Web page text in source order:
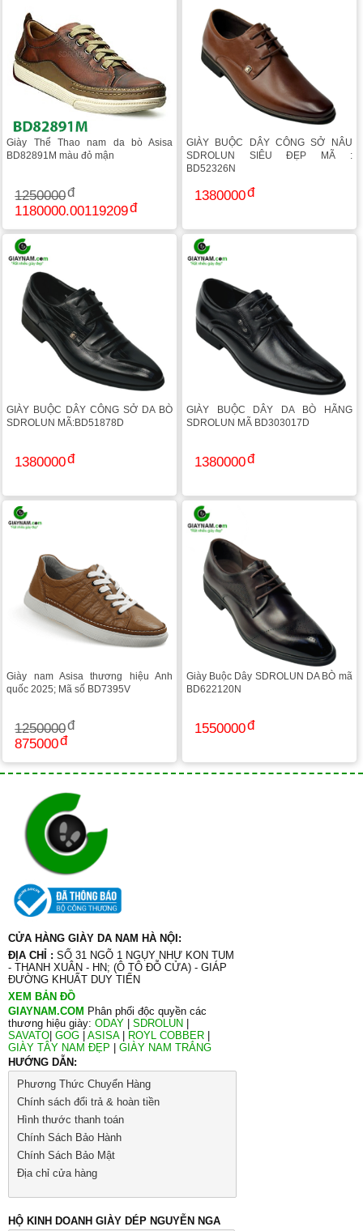
Giày Thể Thao nam da bò Asisa
BD82891M màu đỏ mận
1250000
1180000.00119209
GIÀY BUỘC DÂY CÔNG SỞ NÂU
SDROLUN SIÊU ĐẸP MÃ :
BD52326N
1380000
GIÀY BUỘC DÂY CÔNG SỞ DA BÒ
SDROLUN MÃ:BD51878D
1380000
GIÀY BUỘC DÂY DA BÒ HÃNG
SDROLUN MÃ BD303017D
1380000
Giày nam Asisa thương hiệu Anh
quốc 2025; Mã số BD7395V
1250000
875000
Giày Buộc Dây SDROLUN DA BÒ mã
BD622120N
1550000
CỬA HÀNG GIÀY DA NAM HÀ NỘI:
ĐỊA CHỈ : SỐ 31 NGÕ 1 NGỤY NHƯ KON TUM
- THANH XUÂN - HN; (Ô TÔ ĐỖ CỬA) - GIÁP
ĐƯỜNG KHUẤT DUY TIẾN
XEM BẢN ĐỒ
GIAYNAM.COM Phân phối độc quyền các
thương hiệu giày: ODAY | SDROLUN |
SAVATO| GOG | ASISA| ROYL COBBER |
GIÀY TÂY NAM ĐẸP | GIÀY NAM TRẮNG
HƯỚNG DẪN:
Phương Thức Chuyển Hàng
Chính sách đổi trả & hoàn tiền
Hình thước thanh toán
Chính Sách Bảo Hành
Chính Sách Bảo Mật
Địa chỉ cửa hàng
HỘ KINH DOANH GIÀY DÉP NGUYỄN NGA